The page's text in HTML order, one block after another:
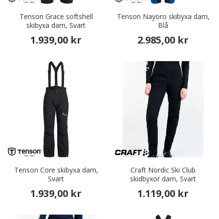
Tenson Grace softshell
skibyxa dam, Svart
1.939,00 kr
Tenson Nayoro skibyxa dam,
Blå
2.985,00 kr
Tenson Core skibyxa dam,
Svart
1.939,00 kr
Craft Nordic Ski Club
skidbyxor dam, Svart
1.119,00 kr